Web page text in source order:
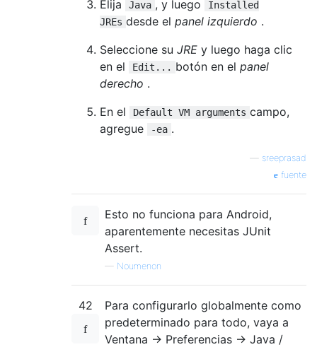
Elija
Java , y luego
Installed
JREs desde el panel izquierdo .
Seleccione su JRE y luego haga clic
en el
Edit... botón en el panel
derecho .
En el
Default VM arguments campo,
agregue
-ea .
sreeprasad
fuente
Esto no funciona para Android,
aparentemente necesitas JUnit
Assert.
— Noumenon
42
Para configurarlo globalmente como
predeterminado para todo, vaya a
Ventana -> Preferencias -> Java /